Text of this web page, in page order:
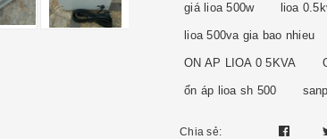
giá lioa 500w lioa
lioa 500va gia bao nhieu
ON AP LIOA 0 5KVA
ổn áp lioa sh 500
Chia sẻ: